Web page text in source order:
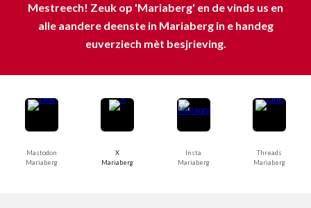
Mestreech! Zeuk op 'Mariaberg' en de vinds us en
alle aandere deenste in Mariaberg in e handeg
euverziech mèt besjrieving.
Mastodon
Mariaberg
X
Mariaberg
Insta
Mariaberg
Threads
Mariaberg